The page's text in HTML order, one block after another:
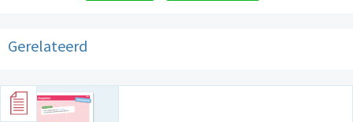
Gerelateerd